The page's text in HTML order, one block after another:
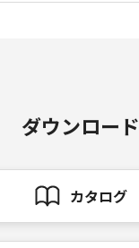
ダウンロード
カタログ